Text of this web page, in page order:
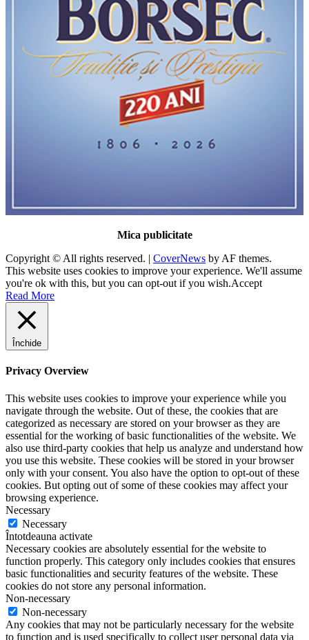
Mica publicitate
Copyright © All rights reserved. | CoverNews by AF themes.
This website uses cookies to improve your experience. We'll assume
you're ok with this, but you can opt-out if you wish.Accept
Read More
Închide
Privacy Overview
This website uses cookies to improve your experience while you
navigate through the website. Out of these, the cookies that are
categorized as necessary are stored on your browser as they are
essential for the working of basic functionalities of the website. We
also use third-party cookies that help us analyze and understand how
you use this website. These cookies will be stored in your browser
only with your consent. You also have the option to opt-out of these
cookies. But opting out of some of these cookies may affect your
browsing experience.
Necessary
Necessary
Întotdeauna activate
Necessary cookies are absolutely essential for the website to
function properly. This category only includes cookies that ensures
basic functionalities and security features of the website. These
cookies do not store any personal information.
Non-necessary
Non-necessary
Any cookies that may not be particularly necessary for the website
to function and is used specifically to collect user personal data via